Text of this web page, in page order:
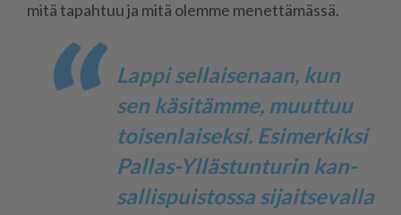
mitä ta­pah­tuu ja mitä olem­me me­net­tä­mäs­sä.
Lap­pi sel­lai­se­naan, kun
sen kä­si­täm­me, muut­tuu
toi­sen­lai­sek­si. Esi­mer­kik­si
Pal­las-Yl­läs­tun­tu­rin kan­
sal­lis­puis­tos­sa si­jait­se­val­la